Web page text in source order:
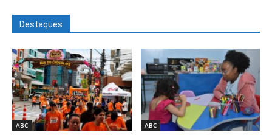
Destaques
ABC ABC